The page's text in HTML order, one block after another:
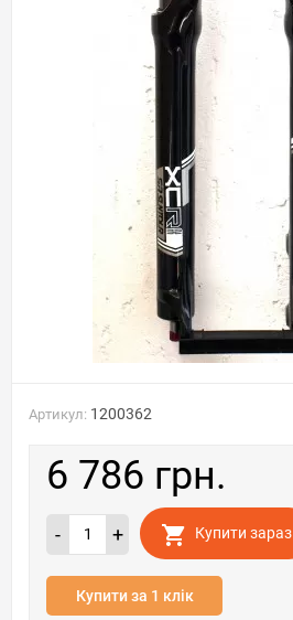
Артикул: 1200362
6 786 грн.
- + Купити зараз
Купити за 1 клік